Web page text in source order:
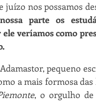
juízo nos possamos
parte os
ele veríamos como
pequeno
a mais formosa
, o orgulho de